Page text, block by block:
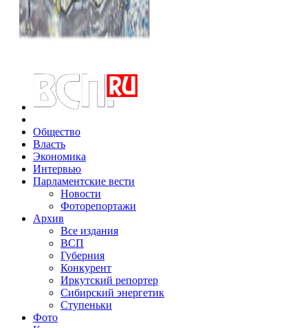
Общество
Власть
Экономика
Интервью
Парламентские вести
Новости
Фоторепортажи
Архив
Все издания
ВСП
Губерния
Конкурент
Иркутский репортер
Сибирский энергетик
Ступеньки
Фото